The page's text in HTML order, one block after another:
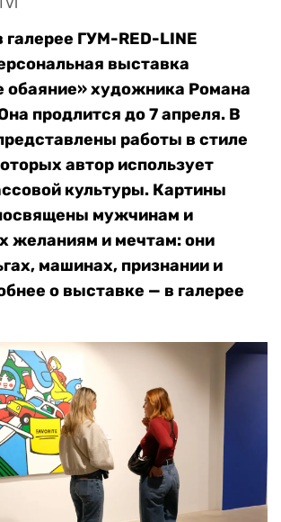
ГУМ-RED-LINE
выставка
обаяние» художника Романа
продлится до 7 апреля. В
работы в стиле
автор использует
культуры. Картины
мужчинам и
желаниям и мечтам: они
машинах, признании и
о выставке — в галерее